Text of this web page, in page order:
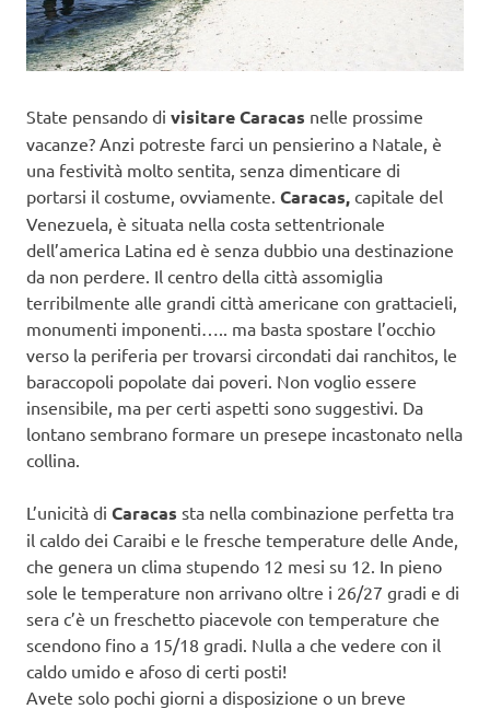
State pensando di visitare Caracas nelle prossime
vacanze? Anzi potreste farci un pensierino a Natale, è
una festività molto sentita, senza dimenticare di
portarsi il costume, ovviamente. Caracas, capitale del
Venezuela, è situata nella costa settentrionale
dell’america Latina ed è senza dubbio una destinazione
da non perdere. Il centro della città assomiglia
terribilmente alle grandi città americane con grattacieli,
monumenti imponenti….. ma basta spostare l’occhio
verso la periferia per trovarsi circondati dai ranchitos, le
baraccopoli popolate dai poveri. Non voglio essere
insensibile, ma per certi aspetti sono suggestivi. Da
lontano sembrano formare un presepe incastonato nella
collina.
L’unicità di Caracas sta nella combinazione perfetta tra
il caldo dei Caraibi e le fresche temperature delle Ande,
che genera un clima stupendo 12 mesi su 12. In pieno
sole le temperature non arrivano oltre i 26/27 gradi e di
sera c’è un freschetto piacevole con temperature che
scendono fino a 15/18 gradi. Nulla a che vedere con il
caldo umido e afoso di certi posti!
Avete solo pochi giorni a disposizione o un breve